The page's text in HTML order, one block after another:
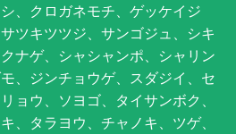
、クロガネモチ、ゲッケイジ
ツキツツジ、サンゴジュ、シキ
ナゲ、シャシャンポ、シャリン
、ジンチョウゲ、スダジイ、セ
ョウ、ソヨゴ、タイサンボク、
、タラヨウ、チャノキ、ツゲ、